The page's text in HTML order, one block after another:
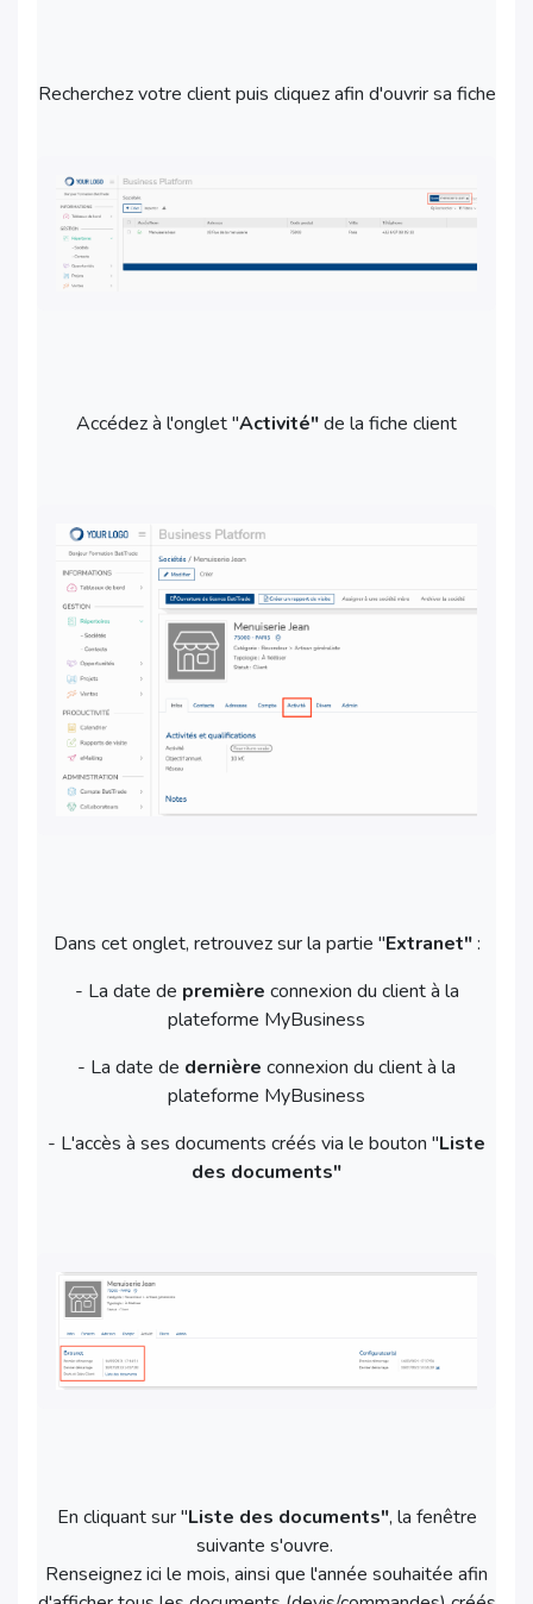
Recherchez votre client puis cliquez afin d'ouvrir sa fiche
Accédez à l'onglet "Activité"de la fiche client
Dans cet onglet, retrouvez sur la partie "Extranet":
- La date de première connexion du client à la
plateforme MyBusiness
- La date de dernière connexion du client à la
plateforme MyBusiness
- L'accès à ses documents créés via le bouton "Liste
des documents"
En cliquant sur "Liste des documents", la fenêtre
suivante s'ouvre.
Renseignez ici le mois, ainsi que l'année souhaitée afin